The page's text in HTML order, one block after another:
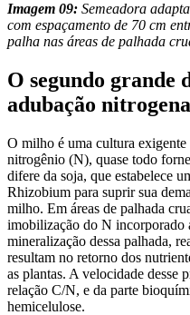
Imagem 09: Semeadora
com espaçamento de 70 cm
palha nas áreas de palhada
O segundo grande
adubação
O milho é uma cultura exigente
nitrogênio (N), quase todo
difere da soja, que estabelece
Rhizobium para suprir sua
milho. Em áreas de palhada
imobilização do N incorporado
mineralização dessa palhada,
resultam no retorno dos
as plantas. A velocidade desse
relação C/N, e da parte
hemicelulose.